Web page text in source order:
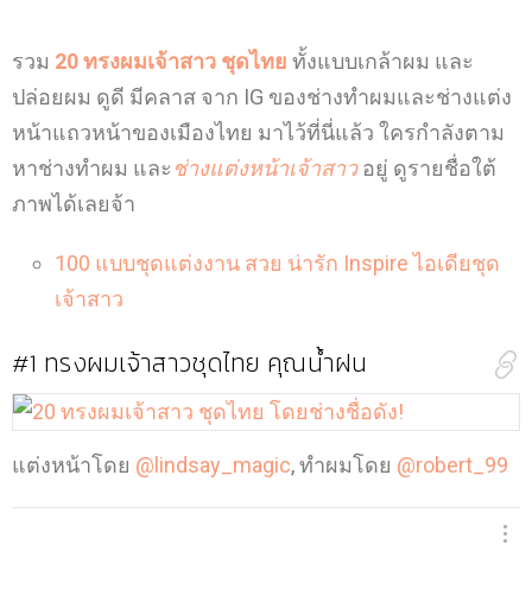
รวม 20ทรงผมเจ้าสาว ชุดไทย ทั้งแบบเกล้าผม และ
ปล่อยผม ดูดี มีคลาส จาก IG ของช่างทำผมและช่างแต่ง
หน้าแถวหน้าของเมืองไทย มาไว้ที่นี่แล้ว ใครกำลังตาม
หาช่างทำผม และ ช่างแต่งหน้าเจ้าสาวอยู่ ดูรายชื่อใต้
ภาพได้เลยจ้า
100 แบบชุดแต่งงาน สวย น่ารัก Inspire ไอเดียชุด
เจ้าสาว
#1 ทรงผมเจ้าสาวชุดไทย คุณน้ำฝน
แต่งหน้าโดย @lindsay_magic, ทำผมโดย @robert_99